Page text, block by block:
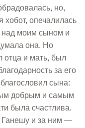
но,
хобот, опечалилась
над моим сыном и
она. Но
отца и мать, был
за его
сына:
добрым и самым
была счастлива.
Ганешу и за ним —